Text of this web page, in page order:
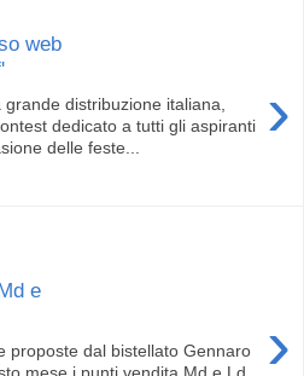
web
›
distribuzione italiana,
dedicato a tutti gli aspiranti
delle feste...
e
›
proposte dal bistellato Gennaro